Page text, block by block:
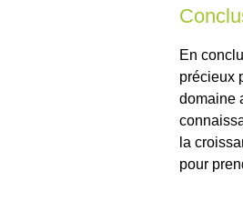
En
précieux
domaine
la
pour